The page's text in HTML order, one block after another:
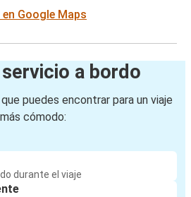
Google Maps
a bordo
puedes encontrar para un viaje
más cómodo:
durante el viaje